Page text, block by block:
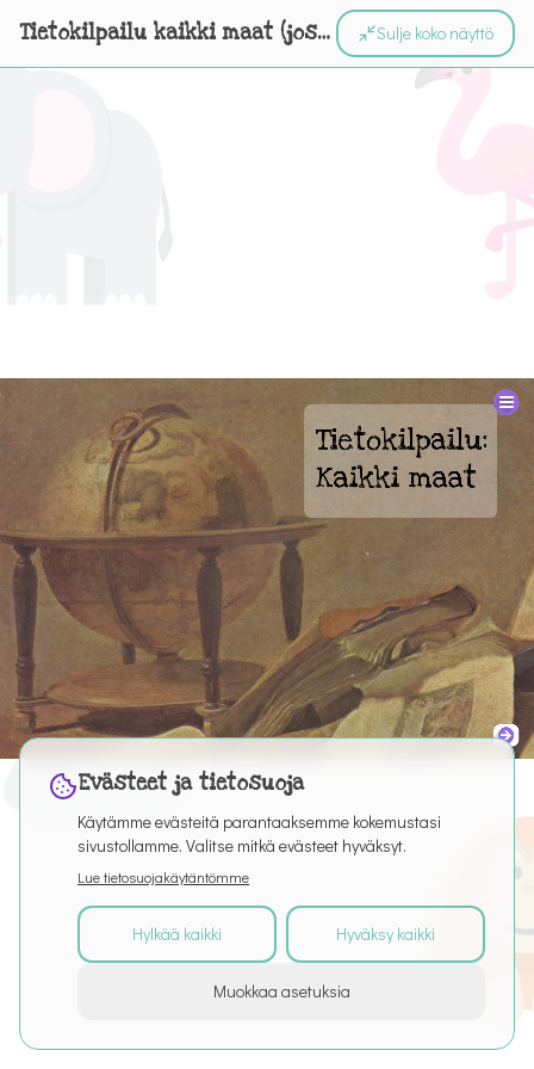
Tietokilpailu kaikki maat (jos riittävän suuria) Sulje koko näyttö
Kaikki oikeudet pidätetään
ArtikkelitPuro EditorTietosuoja
Evästeet ja tietosuoja
Käytämme evästeitä parantaaksemme kokemustasi
sivustollamme. Valitse mitkä evästeet hyväksyt.
Lue tietosuojakäytäntömme
Hylkää kaikki Hyväksy kaikki
Muokkaa asetuksia